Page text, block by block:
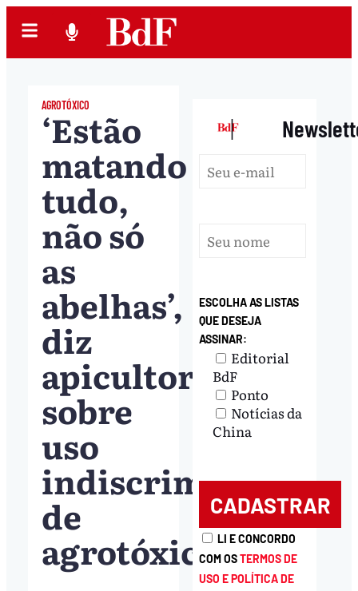
AGROTÓXICO
‘Estão
matando
tudo,
não só
as
abelhas’,
diz
apicultor
sobre
uso
indiscriminado
de
agrotóxico
|
ESCOLHA AS LISTAS
QUE DESEJA
ASSINAR:
Editorial
BdF
Ponto
Notícias da
China
LI E CONCORDO
COM OSTERMOS DE
USO E POLÍTICA DE